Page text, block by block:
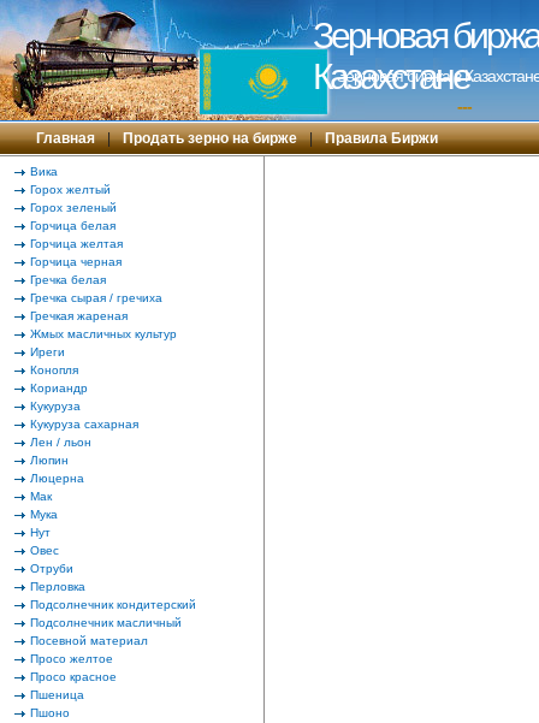
Зерновая
Казахстане
Зерновая биржа в
---
Главная | Продать зерно на бирже | Правила Биржи
Вика
Горох желтый
Горох зеленый
Горчица белая
Горчица желтая
Горчица черная
Гречка белая
Гречка сырая / гречиха
Гречкая жареная
Жмых масличных культур
Иреги
Конопля
Кориандр
Кукуруза
Кукуруза сахарная
Лен / льон
Люпин
Люцерна
Мак
Мука
Нут
Овес
Отруби
Перловка
Подсолнечник кондитерский
Подсолнечник масличный
Посевной материал
Просо желтое
Просо красное
Пшеница
Пшоно